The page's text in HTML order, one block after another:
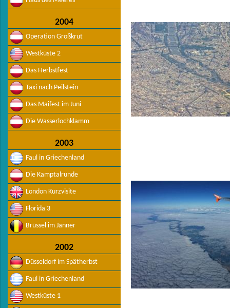
2004
Operation Großkrut
Westküste 2
Das Herbstfest
Taxi nach Peilstein
Das Maifest im Juni
Die Wasserlochklamm
2003
Faul in Griechenland
Die Kamptalrunde
London Kurzvisite
Florida 3
Brüssel im Jänner
2002
Düsseldorf im Spätherbst
Faul in Griechenland
Westküste 1